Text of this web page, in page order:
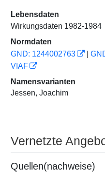
Lebensdaten
Wirkungsdaten 1982-1984
Normdaten
GND: 1244002763
VIAF
Namensvarianten
Jessen, Joachim
Vernetzte
Quellen(nachweise)